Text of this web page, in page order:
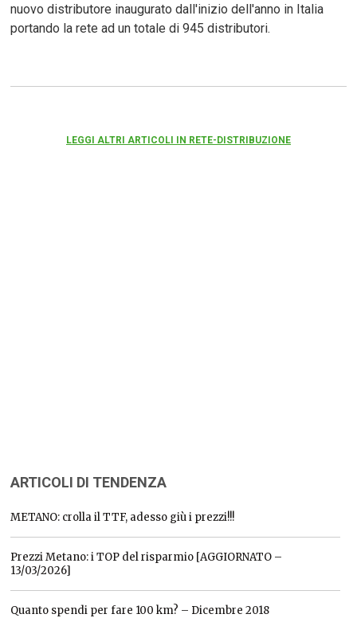
nuovo distributore inaugurato dall'inizio dell'anno in Italia
portando la rete ad un totale di 945 distributori.
LEGGI ALTRI ARTICOLI IN RETE-DISTRIBUZIONE
ARTICOLI DI TENDENZA
METANO: crolla il TTF, adesso giù i prezzi!!!
Prezzi Metano: i TOP del risparmio [AGGIORNATO –
13/03/2026]
Quanto spendi per fare 100 km? – Dicembre 2018